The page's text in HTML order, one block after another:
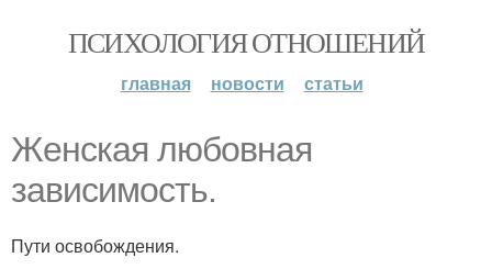
ПСИХОЛОГИЯ ОТНОШЕНИЙ
главная новости статьи
Женская любовная
зависимость.
Пути освобождения.